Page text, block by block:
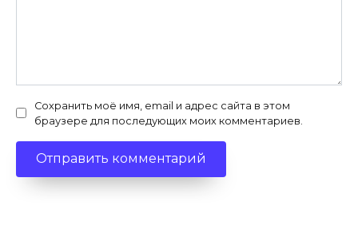
Сохранить моё имя, email и адрес сайта в этом
браузере для последующих моих комментариев.